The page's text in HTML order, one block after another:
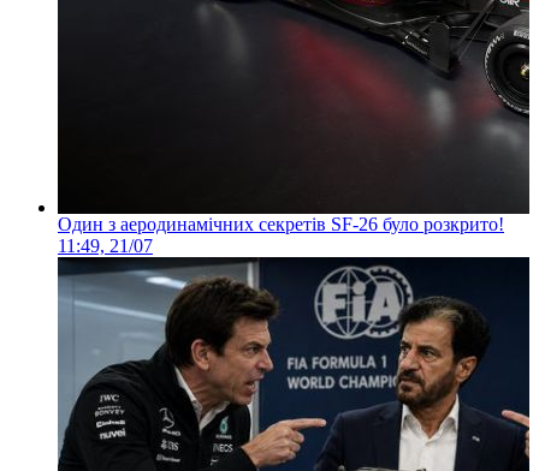
Один з аеродинамічних секретів SF-26 було розкрито!
11:49, 21/07